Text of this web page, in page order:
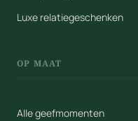
Luxe relatiegeschenken
OP MAAT
Alle geefmomenten